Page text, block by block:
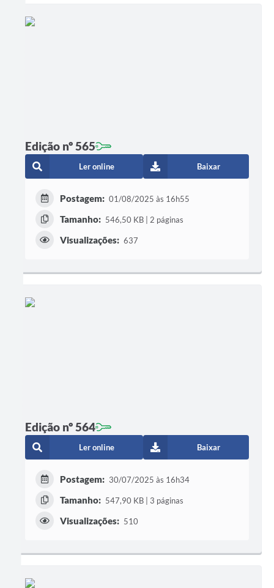
Edição nº 565
Ler online Baixar
Postagem: 01/08/2025 às 16h55
Tamanho: 546,50 KB | 2 páginas
Visualizações: 637
Edição nº 564
Ler online Baixar
Postagem: 30/07/2025 às 16h34
Tamanho: 547,90 KB | 3 páginas
Visualizações: 510